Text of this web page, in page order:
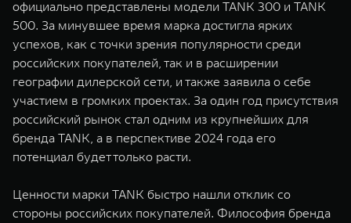
WEY 07
Расширяя границы комфорта
от 6 149 000 ₽
WEY 05
Эстетика
официально представлены модели TANK 300 и TANK
500. За минувшее время марка достигла ярких
успехов, как с точки зрения популярности среди
российских покупателей, так и в расширении
географии дилерской сети, и также заявила о себе
участием в громких проектах. За один год присутствия
российский рынок стал одним из крупнейших для
бренда TANK, а в перспективе 2024 года его
потенциал будет только расти.
Ценности марки TANK быстро нашли отклик со
стороны российских покупателей. Философия бренда